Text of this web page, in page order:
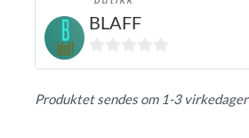
BLAFF
0
Produktet sendes om 1-3 virkedager